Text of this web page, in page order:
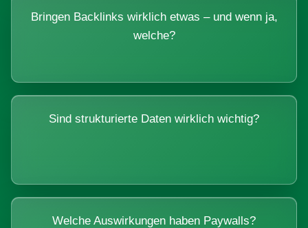
Bringen Backlinks wirklich etwas – und wenn ja,
welche?
Sind strukturierte Daten wirklich wichtig?
Welche Auswirkungen haben Paywalls?